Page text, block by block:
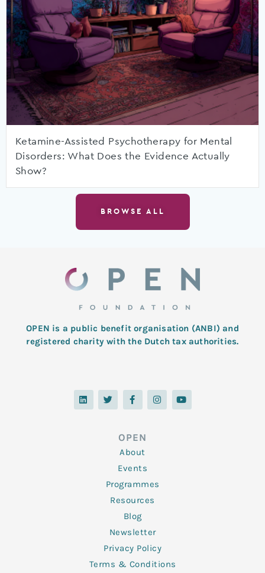
Ketamine-Assisted Psychotherapy for Mental
Disorders: What Does the Evidence Actually
Show?
BROWSE ALL
OPEN is a public benefit organisation (ANBI) and
registered charity with the Dutch tax authorities.
L
i
n
T
w
i
F
a
c
o
o
k
-
f
I
n
s
Y
o
u
OPEN
About
Events
Programmes
Resources
Blog
Newsletter
Privacy Policy
Terms & Conditions